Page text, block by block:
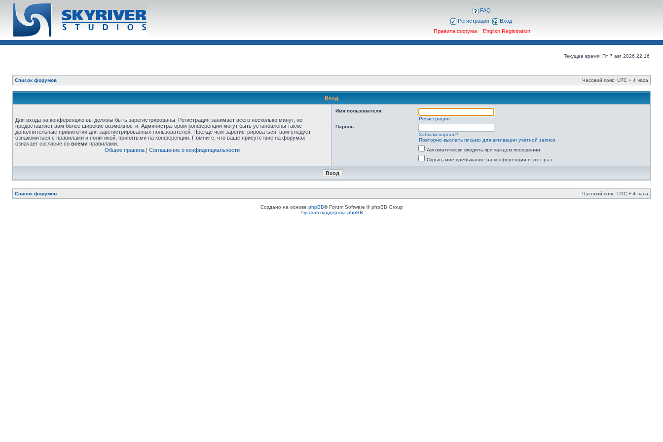
FAQ
Регистрация
Вход
Правила форума
English Registration
Текущее время: Пт 7 авг 2026 22:16
Список форумов Часовой пояс: UTC + 4 часа
Вход
Для входа на конференцию вы должны быть зарегистрированы. Регистрация занимает всего несколько минут, но
предоставляет вам более широкие возможности. Администратором конференции могут быть установлены также
дополнительные привилегии для зарегистрированных пользователей. Прежде чем зарегистрироваться, вам следует
ознакомиться с правилами и политикой, принятыми на конференции. Помните, что ваше присутствие на форумах
означает согласие со всеми правилами.
Общие правила| Соглашение о конфиденциальности
Имя пользователя:
Регистрация
Пароль:
Забыли пароль?
Повторно выслать письмо для активации учётной записи
Автоматически входить при каждом посещении
Скрыть моё пребывание на конференции в этот раз
Список форумов Часовой пояс: UTC + 4 часа
Создано на основе phpBB® Forum Software © phpBB Group
Русская поддержка phpBB